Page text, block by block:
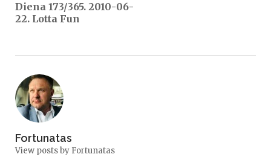
Diena 173/365. 2010-06-
22. Lotta Fun
Fortunatas
View posts by Fortunatas